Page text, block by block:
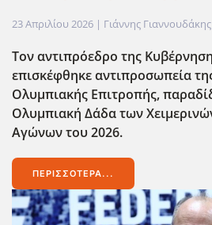
23 Απριλίου 2026 | Γιάννης
Τον αντιπρόεδρο της
επισκέφθηκε αντιπροσωπεία
Ολυμπιακής Επιτροπής,
Ολυμπιακή Δάδα των
Αγώνων του 2026.
ΠΕΡΙΣΣΌΤΕΡΑ...